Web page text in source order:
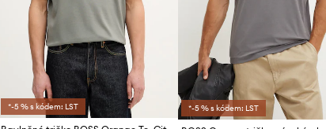
*-5 % s kódem: LST *-5 % s kódem: LST